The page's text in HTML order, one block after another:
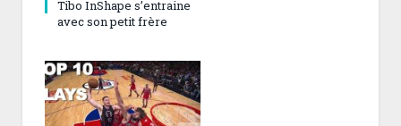
Tibo InShape s’entraine
avec son petit frère